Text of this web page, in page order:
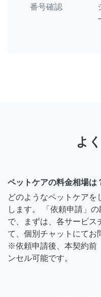
番号確認
よ
ペットケアの料金相場は
どのようなペットケアを
します。 「依頼申請」
で、まずは、各サービス
て、個別チャットにてお
※依頼申請後、本契約前
ンセル可能です。